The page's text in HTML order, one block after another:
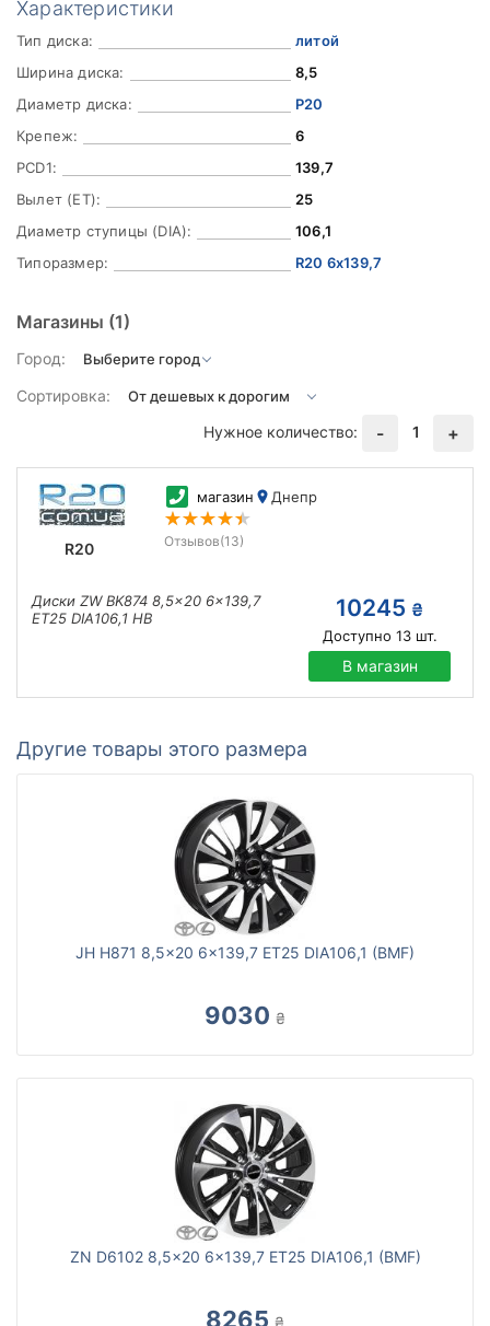
Характеристики
Тип диска:
литой
Ширина диска:
8,5
Диаметр диска:
Р20
Крепеж:
6
PCD1:
139,7
Вылет (ET):
25
Диаметр ступицы (DIA):
106,1
Типоразмер:
R20 6x139,7
Магазины (1)
Город:
Сортировка:
Нужное количество:
- 1 +
R20
магазин Днепр
Отзывов(13)
Диски ZW BK874 8,5x20 6x139,7
ET25 DIA106,1 HB
10245 ₴
Доступно 13шт.
В магазин
Другие товары этого размера
JH H871 8,5x20 6x139,7 ET25 DIA106,1 (BMF)
9030 ₴
ZN D6102 8,5x20 6x139,7 ET25 DIA106,1 (BMF)
8265 ₴